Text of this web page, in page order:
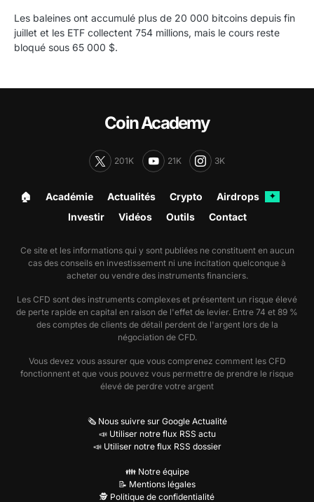
Les baleines ont accumulé plus de 20 000 bitcoins depuis fin
juillet et les ETF collectent 754 millions, mais le cours reste
bloqué sous 65 000 $.
Coin Academy
201K 21K 3K
🏠︎ Académie Actualités Crypto Airdrops ✦
Investir Vidéos Outils Contact
Ce site et les informations qui y sont publiées ne constituent en aucun
cas des conseils en investissement ni une incitation quelconque à
acheter ou vendre des instruments financiers.
Les CFD sont des instruments complexes et présentent un risque élevé
de perte rapide en capital en raison de l'effet de levier. Entre 74 et 89 %
des comptes de clients de détail perdent de l'argent lors de la
négociation de CFD.
Vous devez vous assurer que vous comprenez comment les CFD
fonctionnent et que vous pouvez vous permettre de prendre le risque
élevé de perdre votre argent
🗞️ Nous suivre sur Google Actualité
📣 Utiliser notre flux RSS actu
📣 Utiliser notre flux RSS dossier
👪 Notre équipe
📝 Mentions légales
🕵️ Politique de confidentialité